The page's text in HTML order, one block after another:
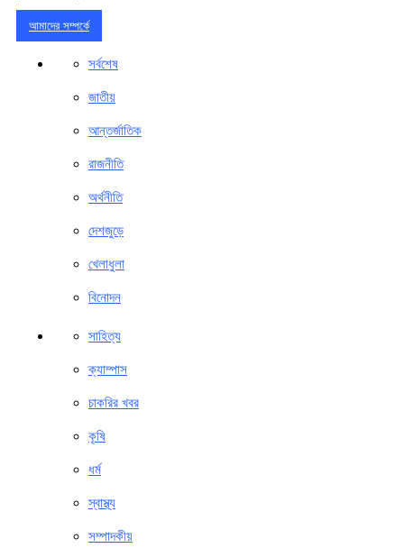
আমাদের সম্পর্কে
সর্বশেষ
জাতীয়
আন্তর্জাতিক
রাজনীতি
অর্থনীতি
দেশজুড়ে
খেলাধুলা
বিনোদন
সাহিত্য
ক্যাম্পাস
চাকরির খবর
কৃষি
ধর্ম
স্বাস্থ্য
সম্পাদকীয়